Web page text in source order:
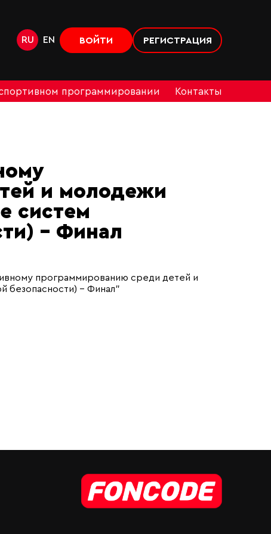
RU EN ВОЙТИ РЕГИСТРАЦИЯ
программировании Контакты
и молодежи
систем
- Финал
программированию среди детей и
безопасности) - Финал"